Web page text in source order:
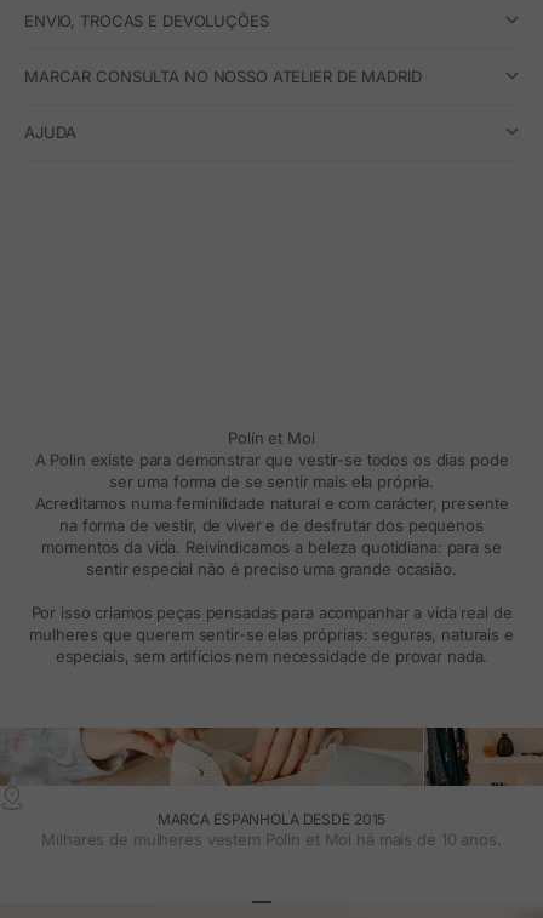
ENVIO, TROCAS E DEVOLUÇÕES
MARCAR CONSULTA NO NOSSO ATELIER DE MADRID
AJUDA
Polín et Moi
A Polin existe para demonstrar que vestir-se todos os dias pode
ser uma forma de se sentir mais ela própria.
Acreditamos numa feminilidade natural e com carácter, presente
na forma de vestir, de viver e de desfrutar dos pequenos
momentos da vida. Reivindicamos a beleza quotidiana: para se
sentir especial não é preciso uma grande ocasião.
Por isso criamos peças pensadas para acompanhar a vida real de
mulheres que querem sentir-se elas próprias: seguras, naturais e
especiais, sem artifícios nem necessidade de provar nada.
MARCA ESPANHOLA DESDE 2015
Milhares de mulheres vestem Polin et Moi há mais de 10 anos.